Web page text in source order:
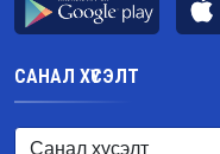
САНАЛ ХҮСЭЛТ